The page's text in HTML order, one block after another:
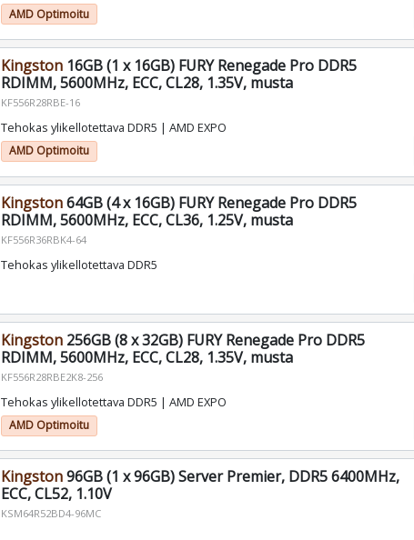
AMD Optimoitu
Kingston16GB (1 x 16GB) FURY Renegade Pro DDR5
RDIMM, 5600MHz, ECC, CL28, 1.35V, musta
KF556R28RBE-16
Tehokas ylikellotettava DDR5 | AMD EXPO
AMD Optimoitu
Kingston64GB (4 x 16GB) FURY Renegade Pro DDR5
RDIMM, 5600MHz, ECC, CL36, 1.25V, musta
KF556R36RBK4-64
Tehokas ylikellotettava DDR5
Kingston256GB (8 x 32GB) FURY Renegade Pro DDR5
RDIMM, 5600MHz, ECC, CL28, 1.35V, musta
KF556R28RBE2K8-256
Tehokas ylikellotettava DDR5 | AMD EXPO
AMD Optimoitu
Kingston96GB (1 x 96GB) Server Premier, DDR5 6400MHz,
ECC, CL52, 1.10V
KSM64R52BD4-96MC